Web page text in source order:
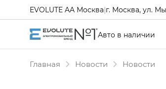
EVOLUTE AA Москва|г. Москва, ул.
Авто в наличии
Главная Новости Новости